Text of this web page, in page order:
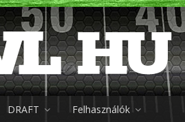
DRAFT Felhasználók